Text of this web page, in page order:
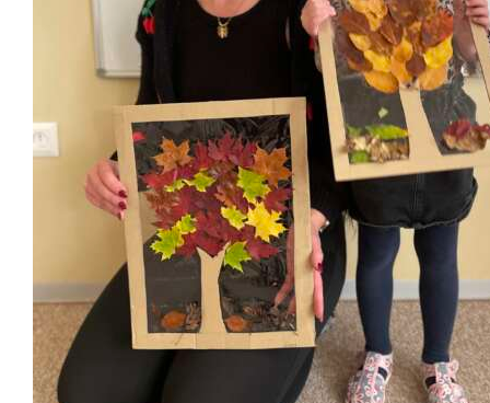
Ochrana osobných
údajov – GDPR
Vzdelávanie
zamestnancov